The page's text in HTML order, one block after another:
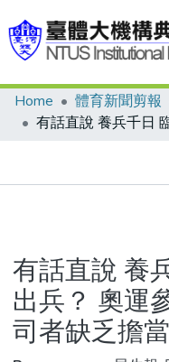
Communities &
Statistics
Home 體育新聞剪報
有話直說 養
出兵？ 奧運
司者缺乏擔